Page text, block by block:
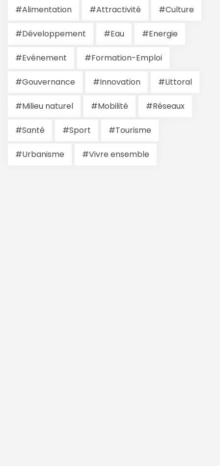
#Alimentation #Attractivité #Culture
#Développement #Eau #Energie
#Evénement #Formation-Emploi
#Gouvernance #Innovation #Littoral
#Milieu naturel #Mobilité #Réseaux
#Santé #Sport #Tourisme
#Urbanisme #Vivre ensemble